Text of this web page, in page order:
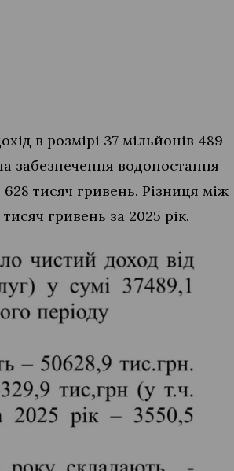
в розмірі 37 мільйонів 489
забезпечення водопостання
тисяч гривень. Різниця між
гривень за 2025 рік.